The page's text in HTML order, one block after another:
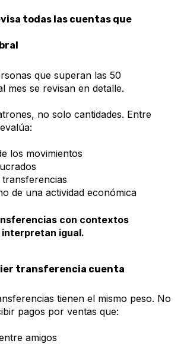
todas las cuentas que
que superan las 50
mes se revisan en detalle.
no solo cantidades. Entre
los movimientos
de una actividad económica
con contextos
igual.
transferencia cuenta
tienen el mismo peso. No
pagos por ventas que:
amigos